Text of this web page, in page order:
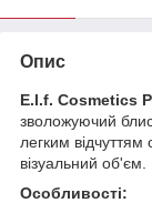
Опис
E.l.f. Cosmetics
зволожуючий
легким
візуальний об'єм.
Особливості: